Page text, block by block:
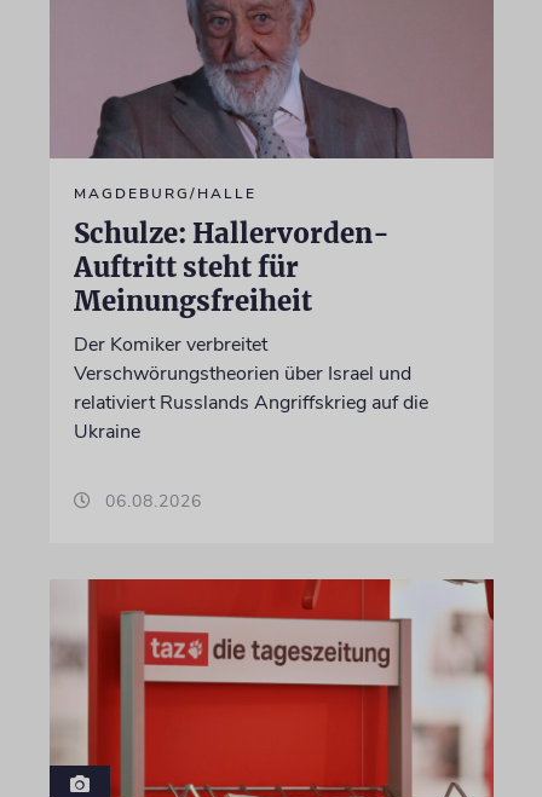
MAGDEBURG/HALLE
Schulze: Hallervorden-
Auftritt steht für
Meinungsfreiheit
Der Komiker verbreitet
Verschwörungstheorien über Israel und
relativiert Russlands Angriffskrieg auf die
Ukraine
06.08.2026